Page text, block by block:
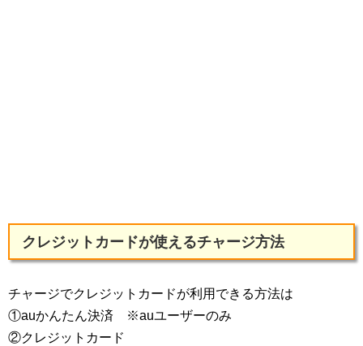
クレジットカードが使えるチャージ方法
チャージでクレジットカードが利用できる方法は
①auかんたん決済 ※auユーザーのみ
②クレジットカード